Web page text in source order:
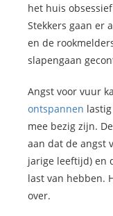
het huis
Stekkers gaan er
en de
slapengaan
Angst voor vuur
ontspannen
mee bezig zijn.
aan dat de angst
jarige leeftijd) en
last van hebben.
over.